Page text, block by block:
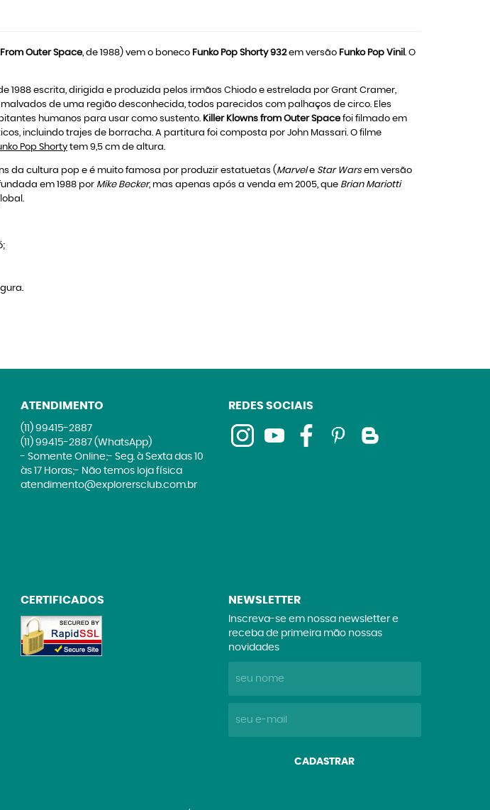
Outer Space, de 1988) vem o boneco Funko Pop Shorty 932em versão Funko Pop Vinil . O
escrita, dirigida e produzida pelos irmãos Chiodo e estrelada por Grant Cramer,
malvados de uma região desconhecida, todos parecidos com palhaços de circo. Eles
humanos para usar como sustento. Killer Klowns from Outer Space foi filmado em
incluindo trajes de borracha. A partitura foi composta por John Massari. O filme
Pop Shorty tem 9,5 cm de altura.
da cultura pop e é muito famosa por produzir estatuetas ( Marvele Star Warsem versão
em 1988 por Mike Becker, mas apenas após a venda em 2005, que Brian Mariotti
ATENDIMENTO
(11) 99415-2887
(11) 99415-2887 (WhatsApp)
- Somente Online;- Seg. à Sexta das 10
às 17 Horas;- Não temos loja física
atendimento@explorersclub.com.br
REDES SOCIAIS
CERTIFICADOS NEWSLETTER
Inscreva-se em nossa newsletter e
receba de primeira mão nossas
novidades
CADASTRAR